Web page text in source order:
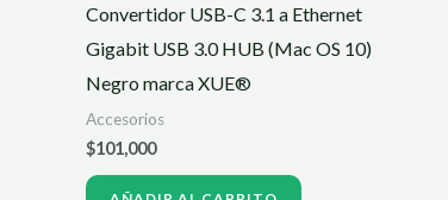
Convertidor USB-C 3.1 a Ethernet
Gigabit USB 3.0 HUB (Mac OS 10)
Negro marca XUE®
Accesorios
$101,000